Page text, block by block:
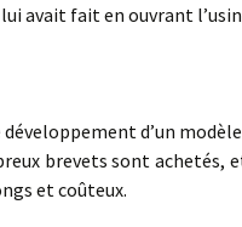
avait fait en ouvrant
d’un modèle
brevets sont achetés,
et coûteux.